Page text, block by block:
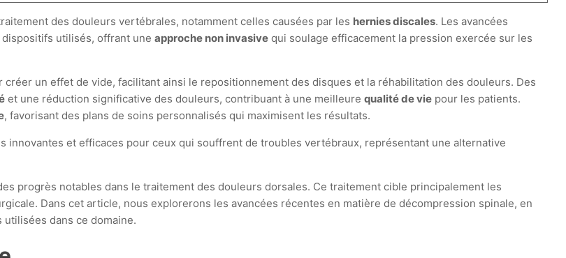
des douleurs vertébrales, notamment celles causées par les hernies discales. Les avancées
dispositifs utilisés, offrant uneapproche non invasive qui soulage efficacement la pression exercée sur les
un effet de vide, facilitant ainsi le repositionnement des disques et la réhabilitation des douleurs. Des
et une réduction significative des douleurs, contribuant à une meilleurequalité de vie pour les patients.
, favorisant des plans de soins personnalisés qui maximisent les résultats.
innovantes et efficaces pour ceux qui souffrent de troubles vertébraux, représentant une alternative
progrès notables dans le traitement des douleurs dorsales. Ce traitement cible principalement les
Dans cet article, nous explorerons les avancées récentes en matière de décompression spinale, en
utilisées dans ce domaine.